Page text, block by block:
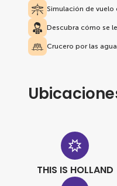
Simulación de vuelo
Descubra cómo se
Crucero por las
THIS IS HOLLAND